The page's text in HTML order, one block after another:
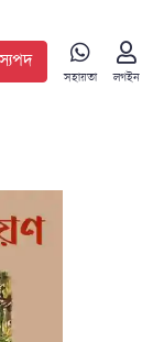
সহায়তা লগইন